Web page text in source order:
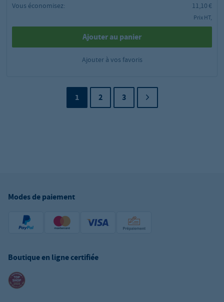
Vous économisez: 11,10 €
Prix HT,
Ajouter au panier
Ajouter à vos favoris
1 2 3
Modes de paiement
Boutique en ligne certifiée